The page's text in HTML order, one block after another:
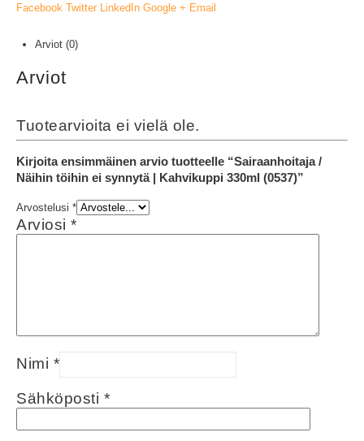
Facebook Twitter LinkedIn Google + Email
Arviot (0)
Arviot
Tuotearvioita ei vielä ole.
Kirjoita ensimmäinen arvio tuotteelle “Sairaanhoitaja /
Näihin töihin ei synnytä | Kahvikuppi 330ml (0537)”
Arvostelusi *
Arviosi *
Nimi *
Sähköposti *